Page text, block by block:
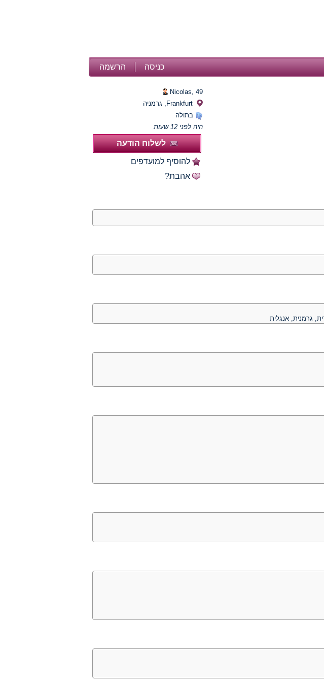
הרשמה כניסה
Nicolas, 49
בתולה
היה לפני 12 שעות
לשלוח הודעה
להוסיף למועדפים
אהבת?
גרמנית, אנגלית